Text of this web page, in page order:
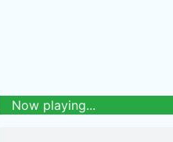
Now playing...